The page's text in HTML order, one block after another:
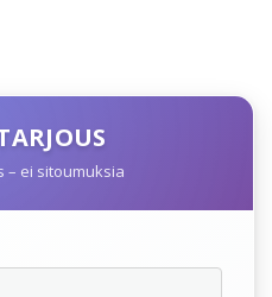
– ei sitoumuksia